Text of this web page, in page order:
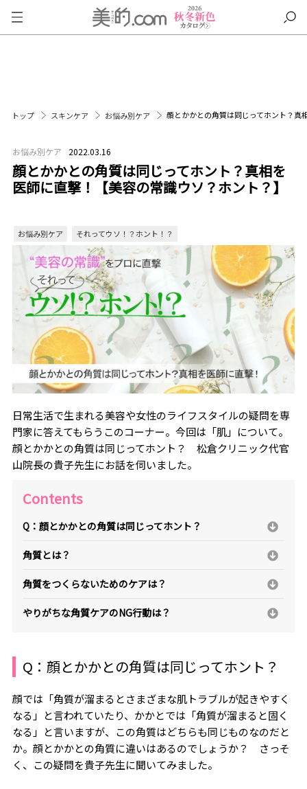
トップ スキンケア お悩み別ケア 顔とかかとの角質は同じってホント？真
お悩み別ケア 2022.03.16
顔とかかとの角質は同じってホント？真相を
医師に直撃！【美容の常識ウソ？ホント？】
お悩み別ケア それってウソ！？ホント！？
日常生活で生まれる美容や女性のライフスタイルの疑問を専
門家に答えてもらうこのコーナー。今回は「肌」について。
顔とかかとの角質は同じってホント？ 松倉クリニック代官
山院長の貴子先生にお話を伺いました。
Contents
Q：顔とかかとの角質は同じってホント？
角質とは？
角質をつくらないためのケアは？
やりがちな角質ケアのNG行動は？
Q：顔とかかとの角質は同じってホント？
顔では「角質が溜まるとさまざまな肌トラブルが起きやすく
なる」と言われていたり、かかとでは「角質が溜まると固く
なる」と言いますが、この角質はどちらも同じものなのだと
か。顔とかかとの角質に違いはあるのでしょうか？ さっそ
く、この疑問を貴子先生に聞いてみました。